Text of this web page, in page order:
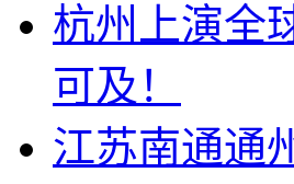
杭州上演全
可及！
江苏南通通